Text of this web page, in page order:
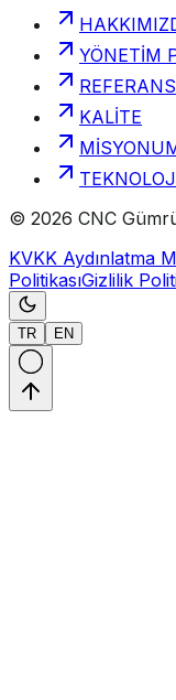
YÖNETİM
KALİTE
© 2026 CNC
KVKK Aydınlatma
PolitikasıGizlilik
TR EN